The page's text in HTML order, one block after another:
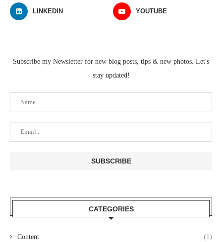
LINKEDIN YOUTUBE
Subscribe my Newsletter for new blog posts, tips & new photos. Let's
stay updated!
CATEGORIES
Content (1)